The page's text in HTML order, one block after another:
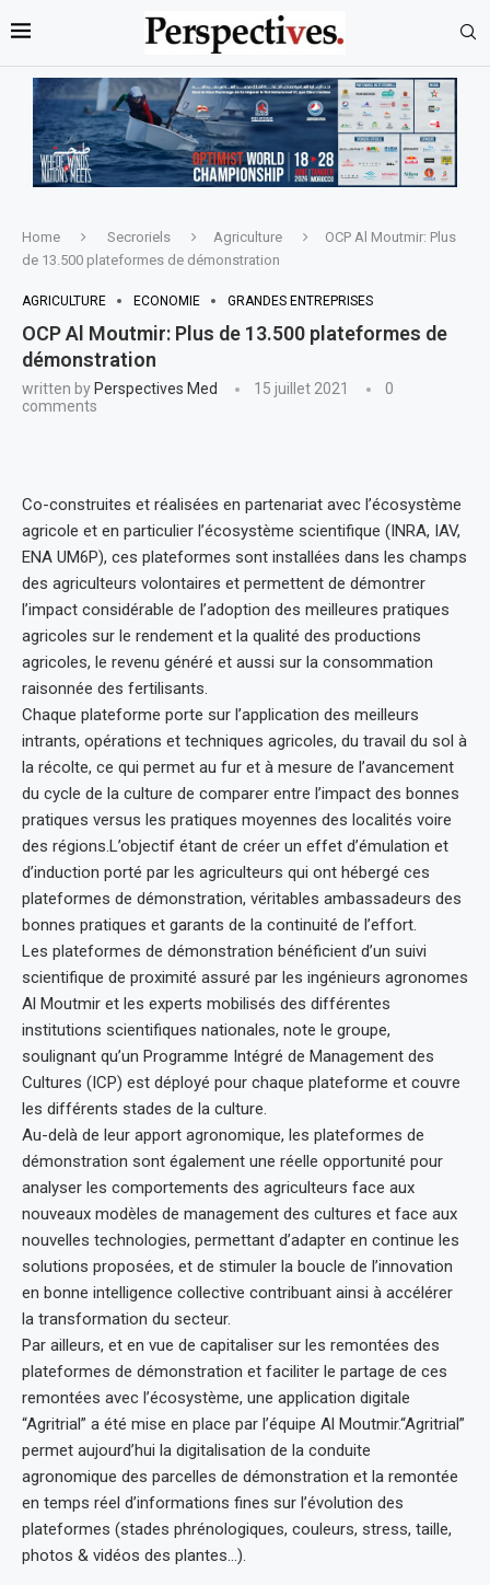
Home Secroriels Agriculture
OCP Al Moutmir: Plus
de 13.500 plateformes de démonstration
AGRICULTURE ECONOMIE GRANDES ENTREPRISES
OCP Al Moutmir: Plus de 13.500 plateformes de
démonstration
written by Perspectives Med 15 juillet 2021
0
comments
Co-construites et réalisées en partenariat avec l’écosystème
agricole et en particulier l’écosystème scientifique (INRA, IAV,
ENA UM6P), ces plateformes sont installées dans les champs
des agriculteurs volontaires et permettent de démontrer
l’impact considérable de l’adoption des meilleures pratiques
agricoles sur le rendement et la qualité des productions
agricoles, le revenu généré et aussi sur la consommation
raisonnée des fertilisants.
Chaque plateforme porte sur l’application des meilleurs
intrants, opérations et techniques agricoles, du travail du sol à
la récolte, ce qui permet au fur et à mesure de l’avancement
du cycle de la culture de comparer entre l’impact des bonnes
pratiques versus les pratiques moyennes des localités voire
des régions.L’objectif étant de créer un effet d’émulation et
d’induction porté par les agriculteurs qui ont hébergé ces
plateformes de démonstration, véritables ambassadeurs des
bonnes pratiques et garants de la continuité de l’effort.
Les plateformes de démonstration bénéficient d’un suivi
scientifique de proximité assuré par les ingénieurs agronomes
Al Moutmir et les experts mobilisés des différentes
institutions scientifiques nationales, note le groupe,
soulignant qu’un Programme Intégré de Management des
Cultures (ICP) est déployé pour chaque plateforme et couvre
les différents stades de la culture.
Au-delà de leur apport agronomique, les plateformes de
démonstration sont également une réelle opportunité pour
analyser les comportements des agriculteurs face aux
nouveaux modèles de management des cultures et face aux
nouvelles technologies, permettant d’adapter en continue les
solutions proposées, et de stimuler la boucle de l’innovation
en bonne intelligence collective contribuant ainsi à accélérer
la transformation du secteur.
Par ailleurs, et en vue de capitaliser sur les remontées des
plateformes de démonstration et faciliter le partage de ces
remontées avec l’écosystème, une application digitale
“Agritrial” a été mise en place par l’équipe Al Moutmir.“Agritrial”
permet aujourd’hui la digitalisation de la conduite
agronomique des parcelles de démonstration et la remontée
en temps réel d’informations fines sur l’évolution des
plateformes (stades phrénologiques, couleurs, stress, taille,
photos & vidéos des plantes…).